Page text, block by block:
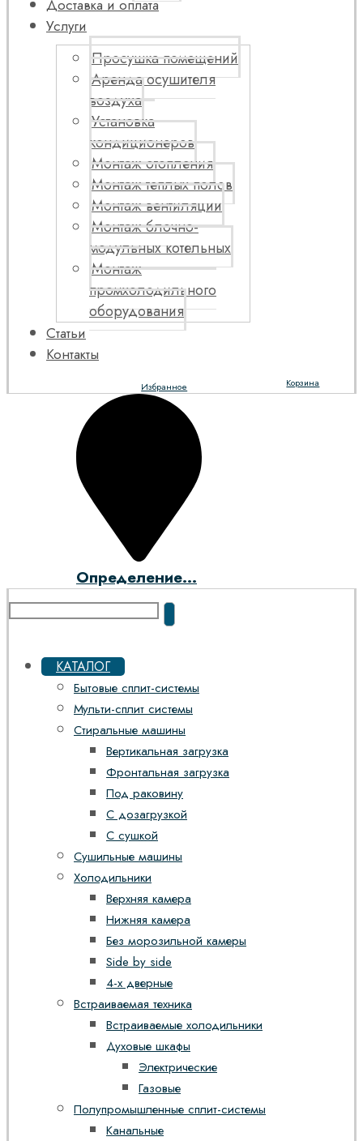
Доставка и оплата
Услуги
Просушка помещений
Аренда осушителя
воздуха
Установка
кондиционеров
Монтаж отопления
Монтаж теплых полов
Монтаж вентиляции
Монтаж блочно-
модульных котельных
Монтаж
промхолодильного
оборудования
Статьи
Контакты
Корзина
Избранное
Определение...
КАТАЛОГ
Бытовые сплит-системы
Мульти-сплит системы
Стиральные машины
Вертикальная загрузка
Фронтальная загрузка
Под раковину
С дозагрузкой
С сушкой
Сушильные машины
Холодильники
Верхняя камера
Нижняя камера
Без морозильной камеры
Side by side
4-х дверные
Встраиваемая техника
Встраиваемые холодильники
Духовые шкафы
Электрические
Газовые
Полупромышленные сплит-системы
Канальные